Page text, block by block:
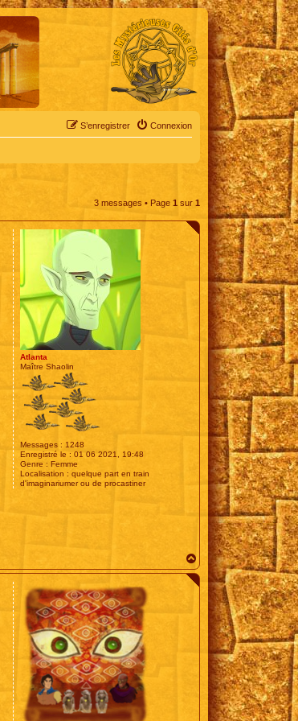
Connexion
S’enregistrer
3 messages • Page 1 sur 1
Atlanta
Maître Shaolin
Messages : 1248
Enregistré le : 01 06 2021, 19:48
Genre : Femme
Localisation : quelque part en train
d'imaginariumer ou de procastiner
a
u